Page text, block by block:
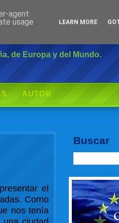
de Europa y del Mundo.
AUTOR
Buscar
el
Como
nos tenía
agent
usage
LEARN MORE